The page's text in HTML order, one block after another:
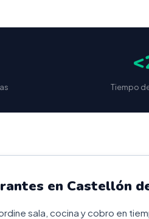
Tiempo
en Castellón
sala, cocina y cobro en